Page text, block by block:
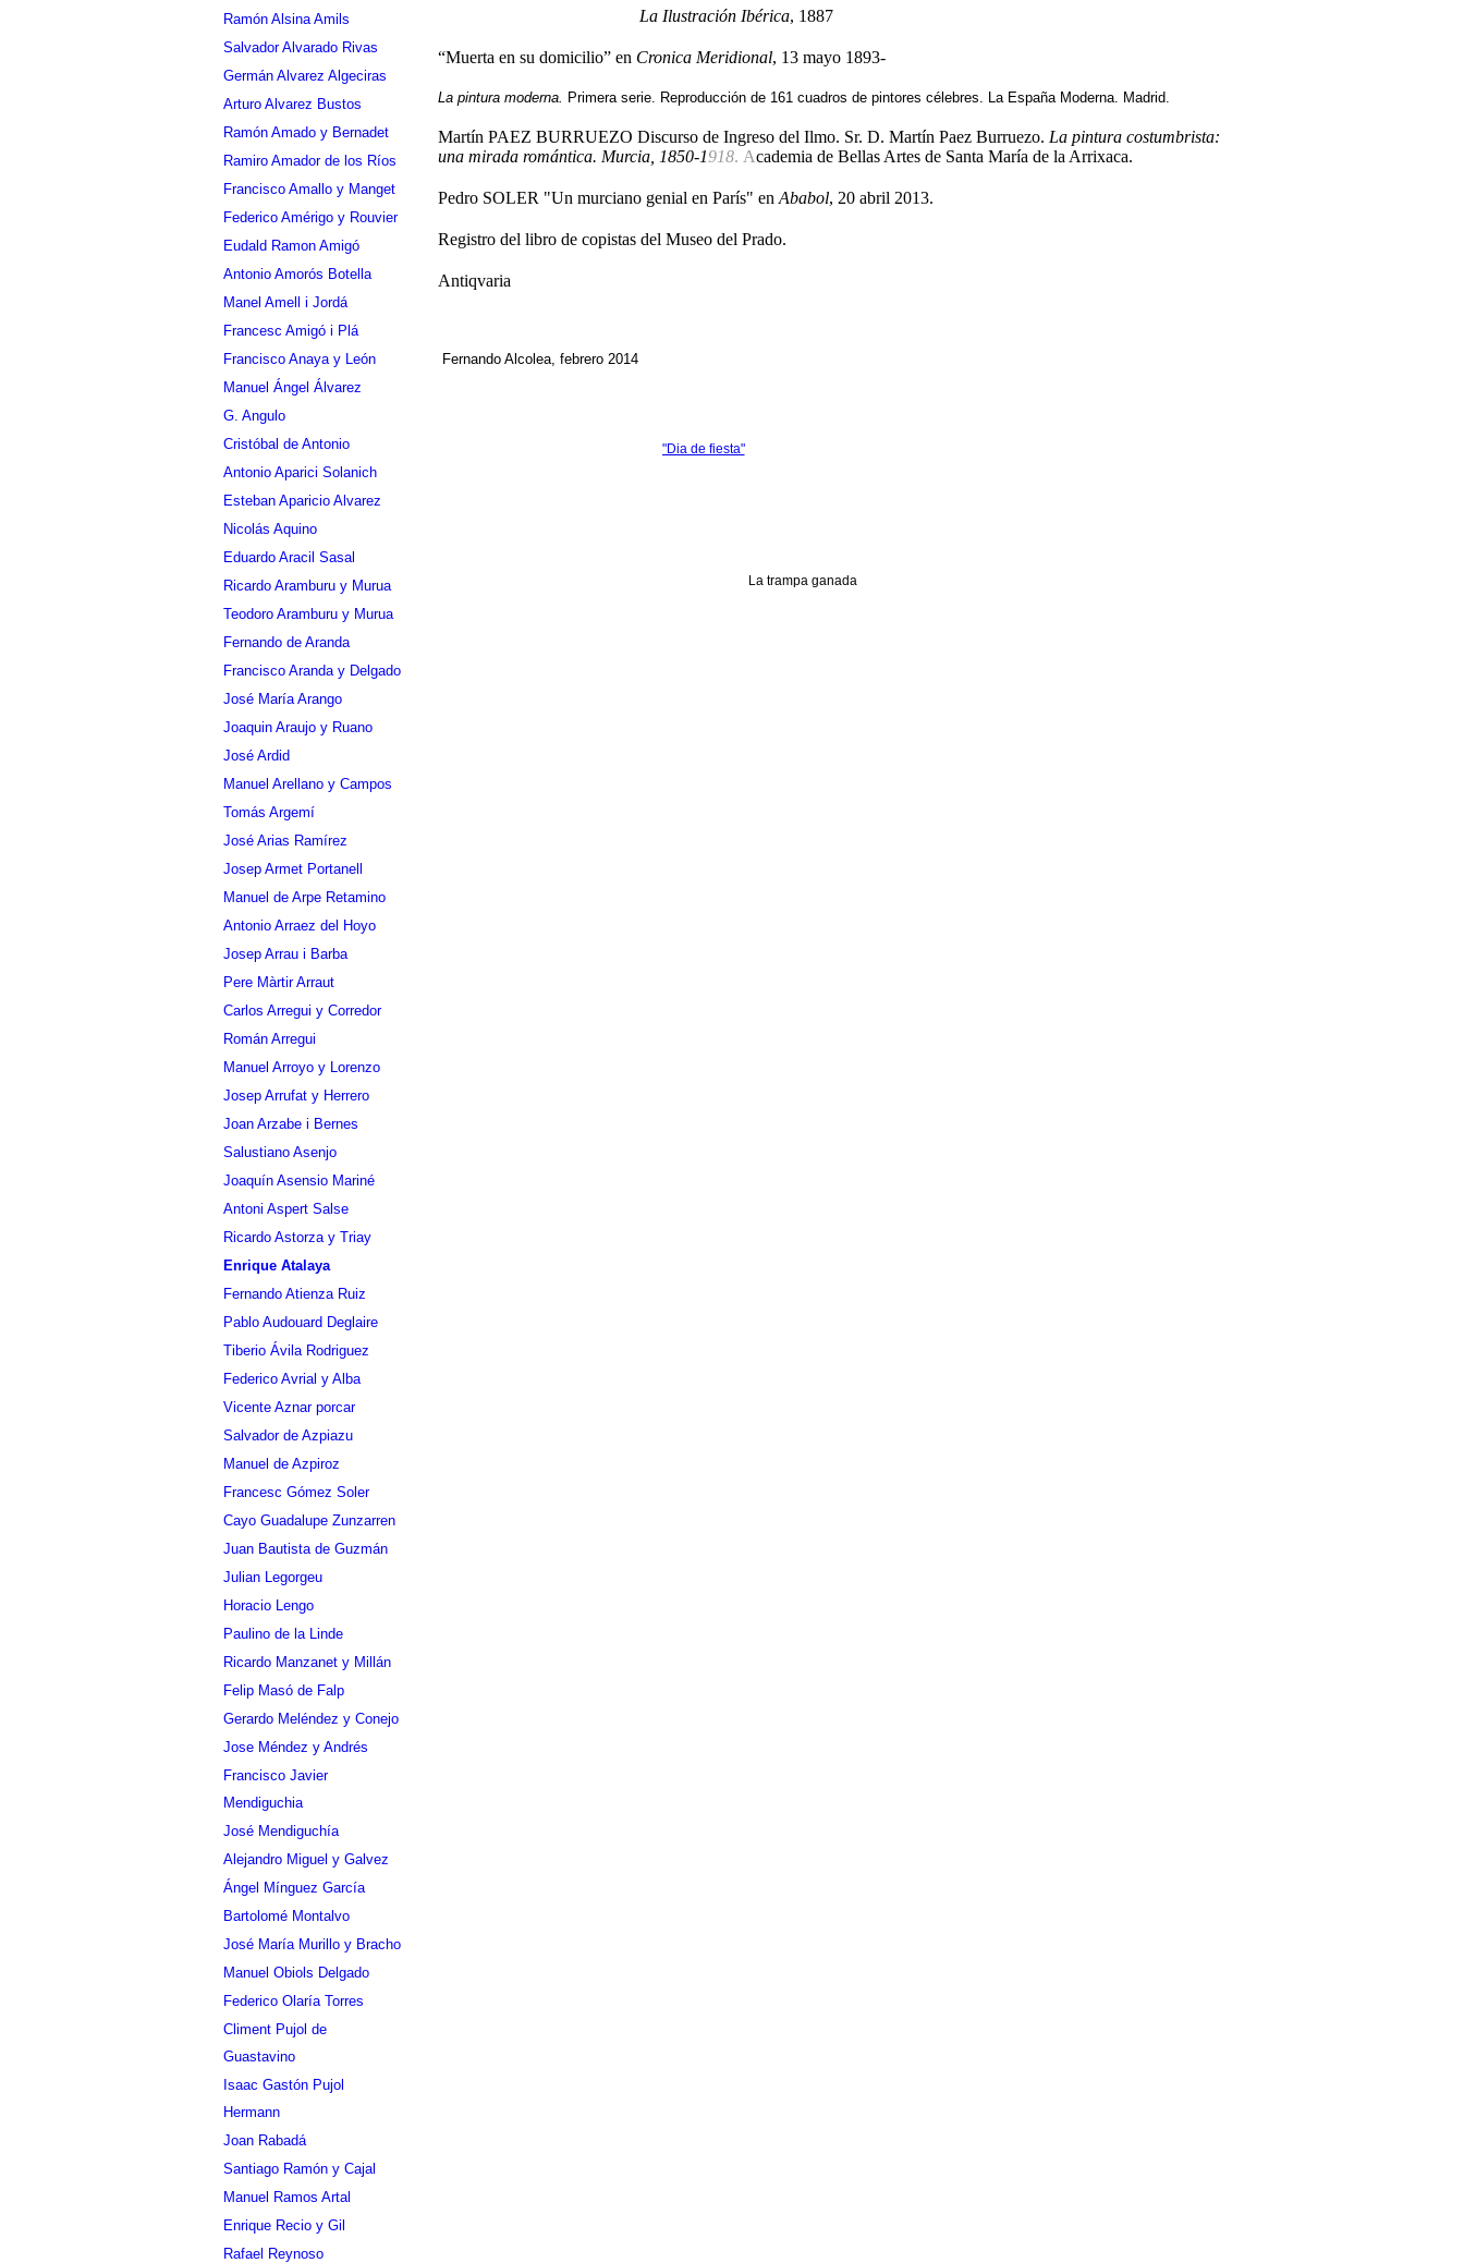
Ramón Alsina Amils
Salvador Alvarado Rivas
Germán Alvarez Algeciras
Arturo Alvarez Bustos
Ramón Amado y Bernadet
Ramiro Amador de los Ríos
Francisco Amallo y Manget
Federico Amérigo y Rouvier
Eudald Ramon Amigó
Antonio Amorós Botella
Manel Amell i Jordá
Francesc Amigó i Plá
Francisco Anaya y León
Manuel Ángel Álvarez
G. Angulo
Cristóbal de Antonio
Antonio Aparici Solanich
Esteban Aparicio Alvarez
Nicolás Aquino
Eduardo Aracil Sasal
Ricardo Aramburu y Murua
Teodoro Aramburu y Murua
Fernando de Aranda
Francisco Aranda y Delgado
José María Arango
Joaquin Araujo y Ruano
José Ardid
Manuel Arellano y Campos
Tomás Argemí
José Arias Ramírez
Josep Armet Portanell
Manuel de Arpe Retamino
Antonio Arraez del Hoyo
Josep Arrau i Barba
Pere Màrtir Arraut
Carlos Arregui y Corredor
Román Arregui
Manuel Arroyo y Lorenzo
Josep Arrufat y Herrero
Joan Arzabe i Bernes
Salustiano Asenjo
Joaquín Asensio Mariné
Antoni Aspert Salse
Ricardo Astorza y Triay
Enrique Atalaya
Fernando Atienza Ruiz
Pablo Audouard Deglaire
Tiberio Ávila Rodriguez
Federico Avrial y Alba
Vicente Aznar porcar
Salvador de Azpiazu
Manuel de Azpiroz
Francesc Gómez Soler
Cayo Guadalupe Zunzarren
Juan Bautista de Guzmán
Julian Legorgeu
Horacio Lengo
Paulino de la Linde
Ricardo Manzanet y Millán
Felip Masó de Falp
Gerardo Meléndez y Conejo
Jose Méndez y Andrés
Francisco Javier
Mendiguchia
José Mendiguchía
Alejandro Miguel y Galvez
Ángel Mínguez García
Bartolomé Montalvo
José María Murillo y Bracho
Manuel Obiols Delgado
Federico Olaría Torres
Climent Pujol de
Guastavino
Isaac Gastón Pujol
Hermann
Joan Rabadá
Santiago Ramón y Cajal
Manuel Ramos Artal
Enrique Recio y Gil
Rafael Reynoso
La Ilustración Ibérica, 1887
“Muerta en su domicilio” en Cronica Meridional, 13 mayo 1893-
La pintura moderna. Primera serie. Reproducción de 161 cuadros de pintores célebres. La España Moderna. Madrid.
Martín PAEZ BURRUEZO Discurso de Ingreso del Ilmo. Sr. D. Martín Paez Burruezo. La pintura costumbrista:
una mirada romántica. Murcia, 1850-1918. Academia de Bellas Artes de Santa María de la Arrixaca.
Pedro SOLER "Un murciano genial en París" enAbabol, 20 abril 2013.
Registro del libro de copistas del Museo del Prado.
Antiqvaria
Fernando Alcolea, febrero 2014
"Dia de fiesta"
La trampa ganada